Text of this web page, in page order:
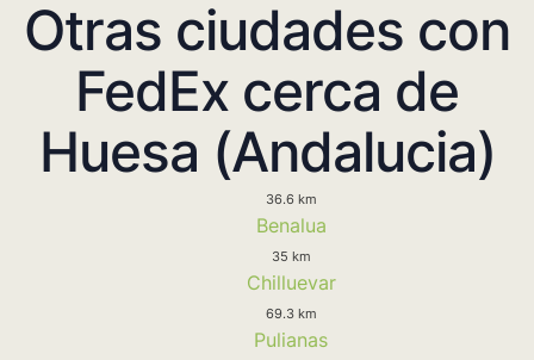
Otras ciudades con
FedEx cerca de
Huesa (Andalucia)
36.6 km
Benalua
35 km
Chilluevar
69.3 km
Pulianas